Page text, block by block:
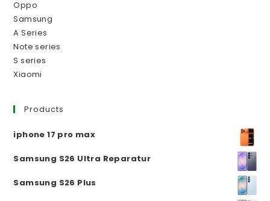
Oppo
Samsung
A Series
Note series
S series
Xiaomi
Products
iphone 17 pro max
Samsung S26 Ultra Reparatur
Samsung S26 Plus